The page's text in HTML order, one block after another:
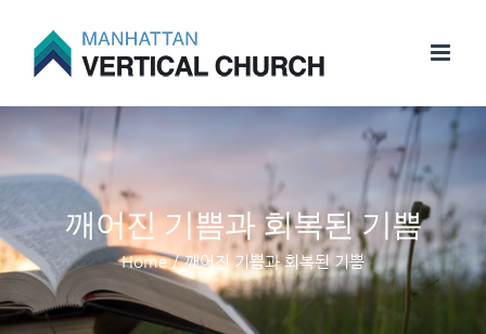
깨어진 기쁨과 회복된 기쁨
Home / 깨어진 기쁨과 회복된 기쁨